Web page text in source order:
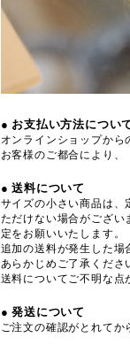
● お支払い方法につい
オンラインショップから
お客様のご都合により、
● 送料について
サイズの小さい商品は、
ただけない場合がござ
定をお願いいたします。
追加の送料が発生した場
あらかじめご了承くださ
送料についてご不明な点
● 発送について
ご注文の確認がとれてか